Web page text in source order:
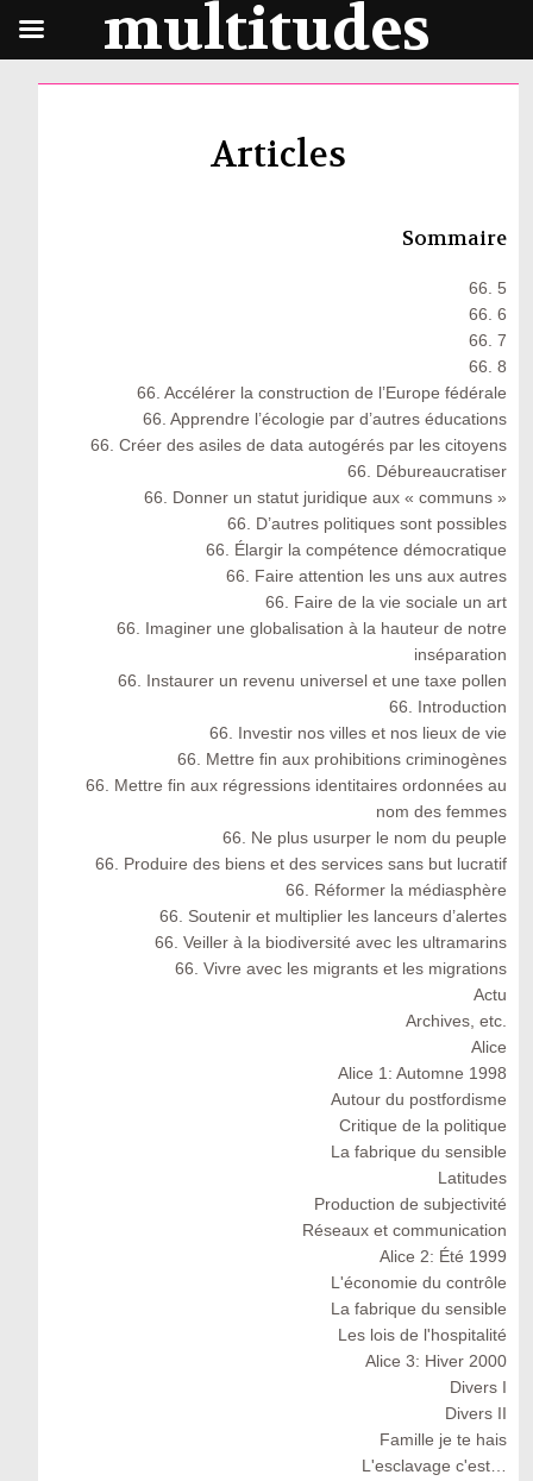
Articles
Sommaire
66. 5
66. 6
66. 7
66. 8
66. Accélérer la construction de l’Europe fédérale
66. Apprendre l’écologie par d’autres éducations
66. Créer des asiles de data autogérés par les citoyens
66. Débureaucratiser
66. Donner un statut juridique aux « communs »
66. D’autres politiques sont possibles
66. Élargir la compétence démocratique
66. Faire attention les uns aux autres
66. Faire de la vie sociale un art
66. Imaginer une globalisation à la hauteur de notre
inséparation
66. Instaurer un revenu universel et une taxe pollen
66. Introduction
66. Investir nos villes et nos lieux de vie
66. Mettre fin aux prohibitions criminogènes
66. Mettre fin aux régressions identitaires ordonnées au
nom des femmes
66. Ne plus usurper le nom du peuple
66. Produire des biens et des services sans but lucratif
66. Réformer la médiasphère
66. Soutenir et multiplier les lanceurs d’alertes
66. Veiller à la biodiversité avec les ultramarins
66. Vivre avec les migrants et les migrations
Actu
Archives, etc.
Alice
Alice 1: Automne 1998
Autour du postfordisme
Critique de la politique
La fabrique du sensible
Latitudes
Production de subjectivité
Réseaux et communication
Alice 2: Été 1999
L'économie du contrôle
La fabrique du sensible
Les lois de l'hospitalité
Alice 3: Hiver 2000
Divers I
Divers II
Famille je te hais
L'esclavage c'est…
multitudes